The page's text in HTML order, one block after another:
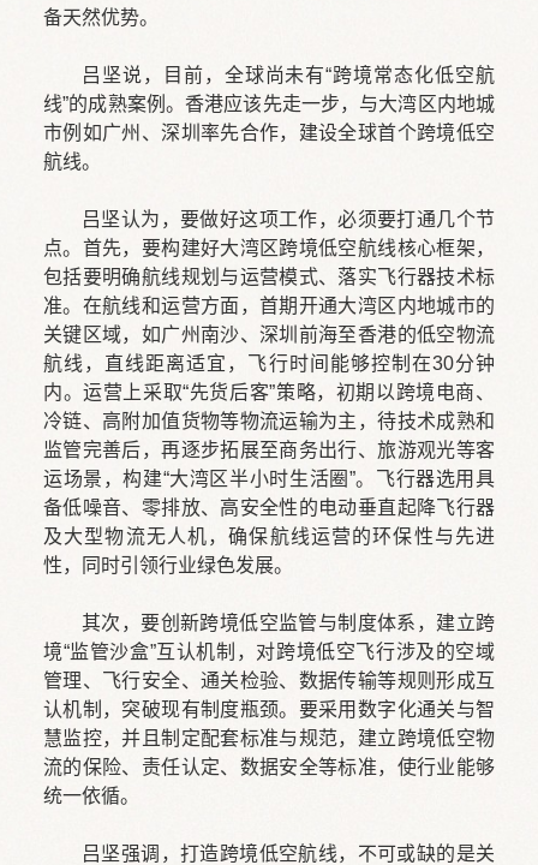
备天然优势。
吕坚说，目前，全球尚未有“跨境常态化低空航
线”的成熟案例。香港应该先走一步，与大湾区内地城
市例如广州、深圳率先合作，建设全球首个跨境低空
航线。
吕坚认为，要做好这项工作，必须要打通几个节
点。首先，要构建好大湾区跨境低空航线核心框架，
包括要明确航线规划与运营模式、落实飞行器技术标
准。在航线和运营方面，首期开通大湾区内地城市的
关键区域，如广州南沙、深圳前海至香港的低空物流
航线，直线距离适宜，飞行时间能够控制在30分钟
内。运营上采取“先货后客”策略，初期以跨境电商、
冷链、高附加值货物等物流运输为主，待技术成熟和
监管完善后，再逐步拓展至商务出行、旅游观光等客
运场景，构建“大湾区半小时生活圈”。飞行器选用具
备低噪音、零排放、高安全性的电动垂直起降飞行器
及大型物流无人机，确保航线运营的环保性与先进
性，同时引领行业绿色发展。
其次，要创新跨境低空监管与制度体系，建立跨
境“监管沙盒”互认机制，对跨境低空飞行涉及的空域
管理、飞行安全、通关检验、数据传输等规则形成互
认机制，突破现有制度瓶颈。要采用数字化通关与智
慧监控，并且制定配套标准与规范，建立跨境低空物
流的保险、责任认定、数据安全等标准，使行业能够
统一依循。
吕坚强调，打造跨境低空航线，不可或缺的是关